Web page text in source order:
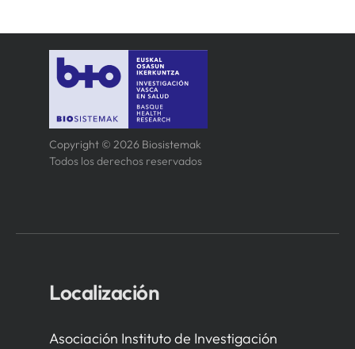
Copyright © 2026 Biosistemak
Todos los derechos reservados
Localización
Asociación Instituto de Investigación